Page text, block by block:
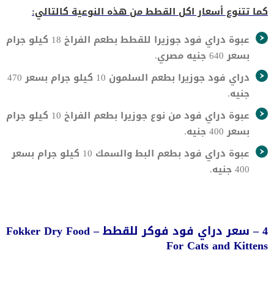
كما تتنوع أسعار اكل القطط من هذه النوعية كالتالي:
عبوة دراي فود جوزيرا للقطط بطعم الفراخ 18 كيلو جرام
بسعر 640 جنيه مصري.
دراي فود جوزيرا بطعم السلمون 10 كيلو جرام بسعر 470
جنيه.
عبوة دراي فود من نوع جوزيرا بطعم الفراخ 10 كيلو جرام
بسعر 400 جنيه.
عبوة دراي فود بطعم البط والسمك 10 كيلو جرام بسعر
400 جنيه.
4 – سعر دراي فود فوكر للقطط – Fokker Dry Food
For Cats and Kittens